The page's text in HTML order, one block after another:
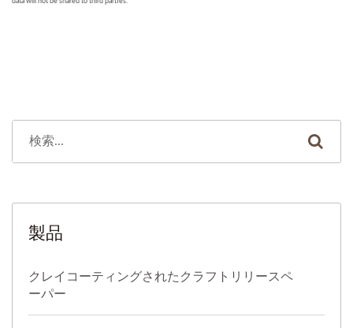
製品
クレイコーティングされたクラフトリリースペ
ーパー